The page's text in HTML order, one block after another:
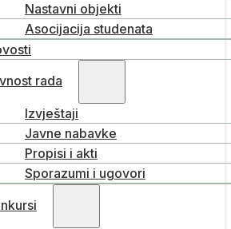
Nastavni objekti
Asocijacija studenata
rada
Izvještaji
Javne nabavke
Propisi i akti
Sporazumi i ugovori